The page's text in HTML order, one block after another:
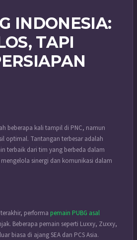
INDONESIA:
TAPI
beberapa kali tampil di PNC, namun
optimal. Tantangan terbesar adalah
terbaik dari tim yang berbeda dalam
sinergi dan komunikasi dalam
performa pemain PUBG asal
Beberapa pemain seperti Luxxy, Zuxxy,
biasa di ajang SEA dan PCS Asia.